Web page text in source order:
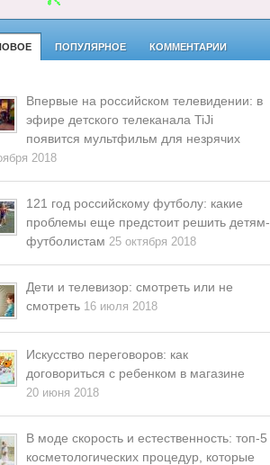
ПОПУЛЯРНОЕ КОММЕНТАРИИ
Впервые на российском телевидении: в
эфире детского телеканала TiJi
появится мультфильм для незрячих
2018
121 год российскому футболу: какие
проблемы еще предстоит решить детям-
футболистам 25 октября 2018
Дети и телевизор: смотреть или не
смотреть 16 июля 2018
Искусство переговоров: как
договориться с ребенком в магазине
20 июня 2018
В моде скорость и естественность: топ-5
косметологических процедур, которые